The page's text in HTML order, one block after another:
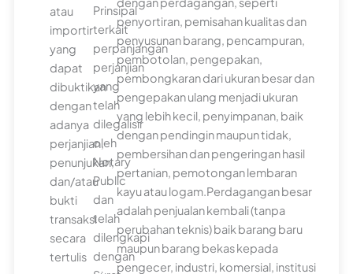
atau
importir
yang
dapat
dibuktikan
dengan
adanya
perjanjian,
penunjukan,
dan/atau
bukti
transaksi
secara
tertulis
Prinsipal
terkait
perpanjangan
perjanjian
yang
telah
dilegalisir
oleh
Notary
Public
dan
telah
dilengkapi
dengan
penyortiran, pemisahan kualitas dan
penyusunan barang, pencampuran,
pembotolan, pengepakan,
pembongkaran dari ukuran besar dan
pengepakan ulang menjadi ukuran
yang lebih kecil, penyimpanan, baik
dengan pendingin maupun tidak,
pembersihan dan pengeringan hasil
pertanian, pemotongan lembaran
kayu atau logam.Perdagangan besar
adalah penjualan kembali (tanpa
perubahan teknis) baik barang baru
maupun barang bekas kepada
pengecer, industri, komersial, institusi